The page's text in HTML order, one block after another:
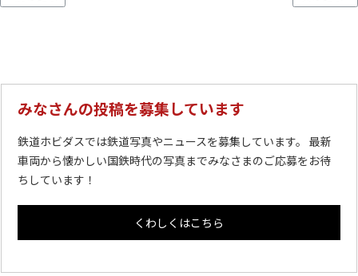
みなさんの投稿を募集しています
鉄道ホビダスでは鉄道写真やニュースを募集しています。 最新
車両から懐かしい国鉄時代の写真までみなさまのご応募をお待
ちしています！
くわしくはこちら